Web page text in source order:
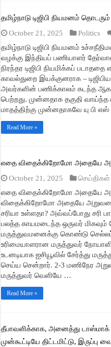
தமிழ்நாடு டிஜிபி நியமனம்
October 21, 2025
Politics
தமிழ்நாடு டிஜிபி நியமனம்
வழக்கு இந்தியப் பணியாளர்
நிரந்தர டிஜிபி நியமிக்கப் படாததை
காவல்துறை இயக்குனராக –
அவர்களின் பணிக்காலம் கடந்த
பெற்றது. முன்னதாக தகுதி வாய்ந்த
மாதத்திற்கு முன்னதாகவே யு பி
Read More »
எதை விதைக்கிறோமோ அதையே
October 21, 2025
செய்திகள்
எதை விதைக்கிறோமோ அதையே
விதைக்கிறோமோ அதையே
சரியா உள்ளதா? அவ்வப்போது சரி
பலத்த காயமடைந்த ஒருவர்
மருத்துவமனைக்கு கொண்டு
உரிமையாளரான மருத்துவர்
உடனடியாக ஐசியூவில் சேர்த்து
செய்ய சென்றார். 2-3 மணிநேர
மருத்துவர் வெளியே …
Read More »
தீபாவளிக்காக, அனைத்து
முன்கூட்டியே திட்டமிட்டு, இருப்பு